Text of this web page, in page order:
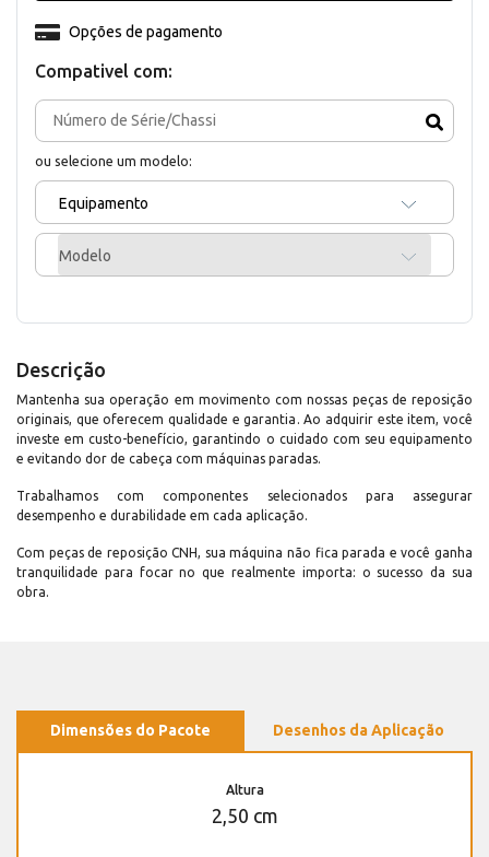
Compativel com:
ou selecione um modelo:
Equipamento
Modelo
Opções de pagamento
Descrição
Mantenha sua operação em movimento com nossas peças de reposição
originais, que oferecem qualidade e garantia. Ao adquirir este item, você
investe em custo-benefício, garantindo o cuidado com seu equipamento
e evitando dor de cabeça com máquinas paradas.
Trabalhamos com componentes selecionados para assegurar
desempenho e durabilidade em cada aplicação.
Com peças de reposição CNH, sua máquina não fica parada e você ganha
tranquilidade para focar no que realmente importa: o sucesso da sua
obra.
Dimensões do Pacote Desenhos da Aplicação
Altura
2,50 cm